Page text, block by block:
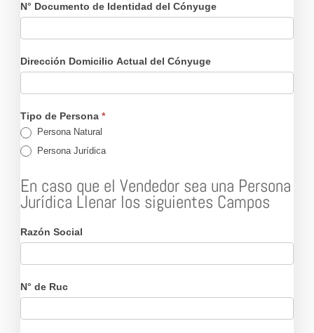
N° Documento de Identidad del Cónyuge
Dirección Domicilio Actual del Cónyuge
Tipo de Persona*
Persona Natural
Persona Jurídica
En caso que el Vendedor sea una Persona
Jurídica Llenar los siguientes Campos
Razón Social
N° de Ruc